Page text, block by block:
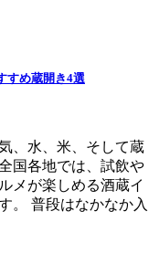
すめ蔵開き4選
、水、米、そして蔵
国各地では、試飲や
メが楽しめる酒蔵イ
。 普段はなかなか入